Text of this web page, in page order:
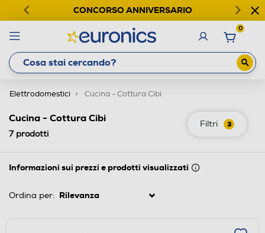
CONCORSO ANNIVERSARIO
0
Elettrodomestici Cucina - Cottura Cibi
Filtri 3
Cucina - Cottura Cibi
7prodotti
Informazioni sui prezzi e prodotti visualizzati
Ordina per: